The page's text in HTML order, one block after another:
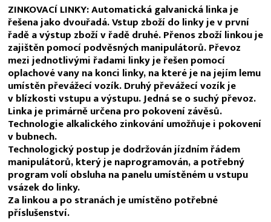
ZINKOVACÍ LINKY: Automatická galvanická linka je
řešena jako dvouřadá. Vstup zboží do linky je v první
řadě a výstup zboží v řadě druhé. Přenos zboží linkou je
zajištěn pomocí podvěsných manipulátorů. Převoz
mezi jednotlivými řadami linky je řešen pomocí
oplachové vany na konci linky, na které je na jejím lemu
umístěn převážecí vozík. Druhý převážecí vozík je
v blízkosti vstupu a výstupu. Jedná se o suchý převoz.
Linka je primárně určena pro pokovení závěsů.
Technologie alkalického zinkování umožňuje i pokovení
v bubnech.
Technologický postup je dodržován jízdním řádem
manipulátorů, který je naprogramován, a potřebný
program volí obsluha na panelu umístěném u vstupu
vsázek do linky.
Za linkou a po stranách je umístěno potřebné
příslušenství.